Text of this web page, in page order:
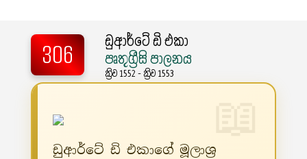
306
ඩුආර්ටේ ඩි එකා
පෘතුග්‍රීසි පාලනය
ක්‍රිව 1552 - ක්‍රිව 1553
ඩුආර්ටේ ඩි එකාගේ මූලාශ්‍ර